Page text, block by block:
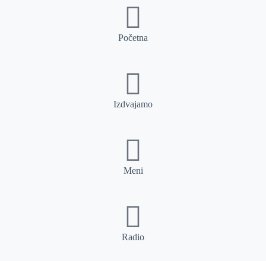
Početna
Izdvajamo
Meni
Radio